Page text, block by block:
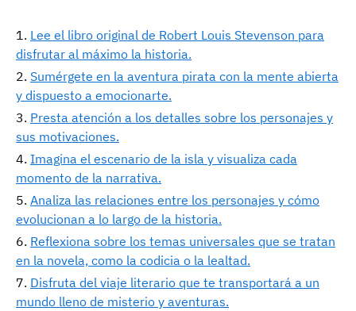
Lee el libro original de Robert Louis Stevenson para
disfrutar al máximo la historia.
Sumérgete en la aventura pirata con la mente abierta
y dispuesto a emocionarte.
Presta atención a los detalles sobre los personajes y
sus motivaciones.
Imagina el escenario de la isla y visualiza cada
momento de la narrativa.
Analiza las relaciones entre los personajes y cómo
evolucionan a lo largo de la historia.
Reflexiona sobre los temas universales que se tratan
en la novela, como la codicia o la lealtad.
Disfruta del viaje literario que te transportará a un
mundo lleno de misterio y aventuras.